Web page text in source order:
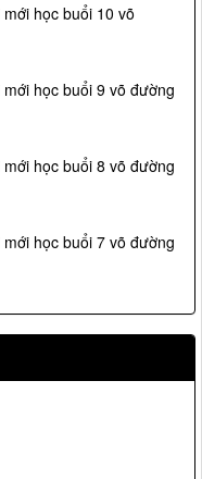
học buổi 10 võ
học buổi 9 võ đường
học buổi 8 võ đường
học buổi 7 võ đường